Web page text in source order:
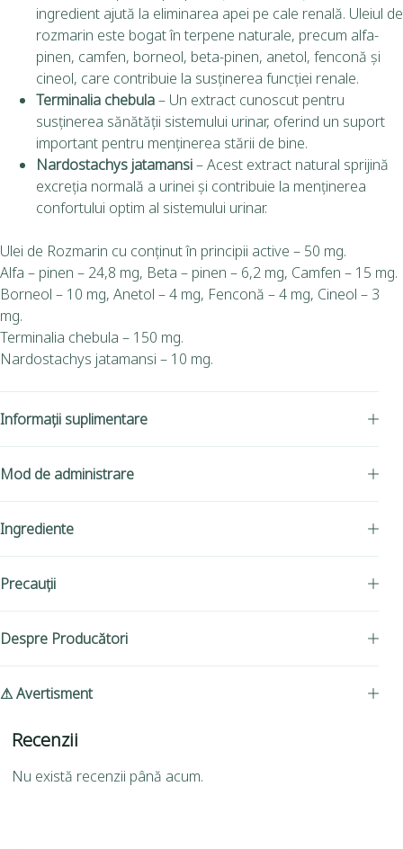
ingredient ajută la eliminarea apei pe cale renală. Uleiul de
rozmarin este bogat în terpene naturale, precum alfa-
pinen, camfen, borneol, beta-pinen, anetol, fenconă și
cineol, care contribuie la susținerea funcției renale.
Terminalia chebula– Un extract cunoscut pentru
susținerea sănătății sistemului urinar, oferind un suport
important pentru menținerea stării de bine.
Nardostachys jatamansi– Acest extract natural sprijină
excreția normală a urinei și contribuie la menținerea
confortului optim al sistemului urinar.
Ulei de Rozmarin cu conţinut în principii active – 50 mg.
Alfa – pinen – 24,8 mg, Beta – pinen – 6,2 mg, Camfen – 15 mg.
Borneol – 10 mg, Anetol – 4 mg, Fenconă – 4 mg, Cineol – 3
mg.
Terminalia chebula – 150 mg.
Nardostachys jatamansi – 10 mg.
Informații suplimentare
Mod de administrare
Ingrediente
Precauții
Despre Producători
⚠ Avertisment
Recenzii
Nu există recenzii până acum.